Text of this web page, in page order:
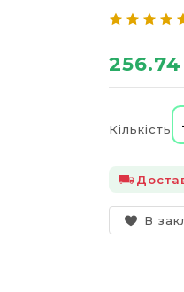
Кількість
В